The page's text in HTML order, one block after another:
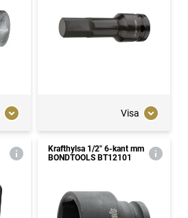
Visa
Krafthylsa 1/2" 6-kant mm
BONDTOOLS BT12101